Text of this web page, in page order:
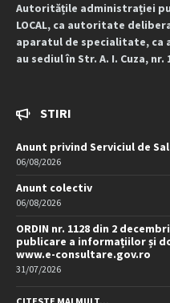
Autoritățile administrației
LOCAL, ca autoritate
aparatul de specialitate, ca
au sediul în Str. A. I. Cuza, nr.
STIRI
Anunt privind Serviciul de
06/08/2026
Anunt colectiv
06/08/2026
ORDIN nr. 1128 din 2
publicare a informațiilor și
www.e-consultare.gov.ro
31/07/2026